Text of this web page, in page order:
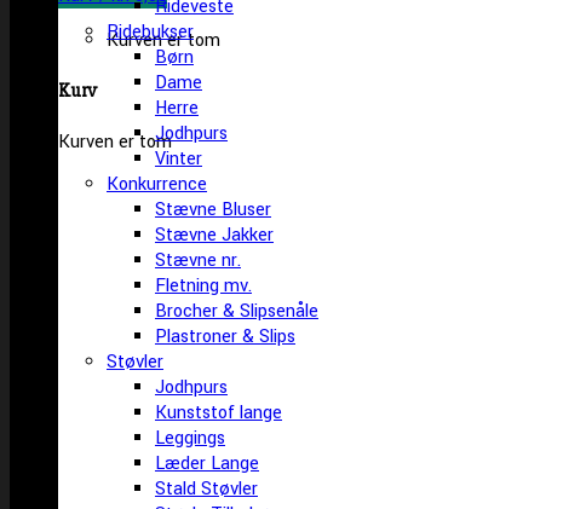
Kurven er tom
Kurv
Kurven er tom
Rideveste
Ridebukser
Børn
Dame
Herre
Jodhpurs
Vinter
Konkurrence
Stævne Bluser
Stævne Jakker
Stævne nr.
Fletning mv.
Brocher & Slipsenåle
Plastroner & Slips
Støvler
Jodhpurs
Kunststof lange
Leggings
Læder Lange
Stald Støvler